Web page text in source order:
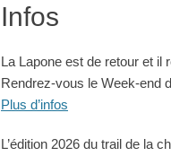
Infos
La Lapone est de retour et il
Rendrez-vous le Week-end
Plus d’infos
L’édition 2026 du trail de la